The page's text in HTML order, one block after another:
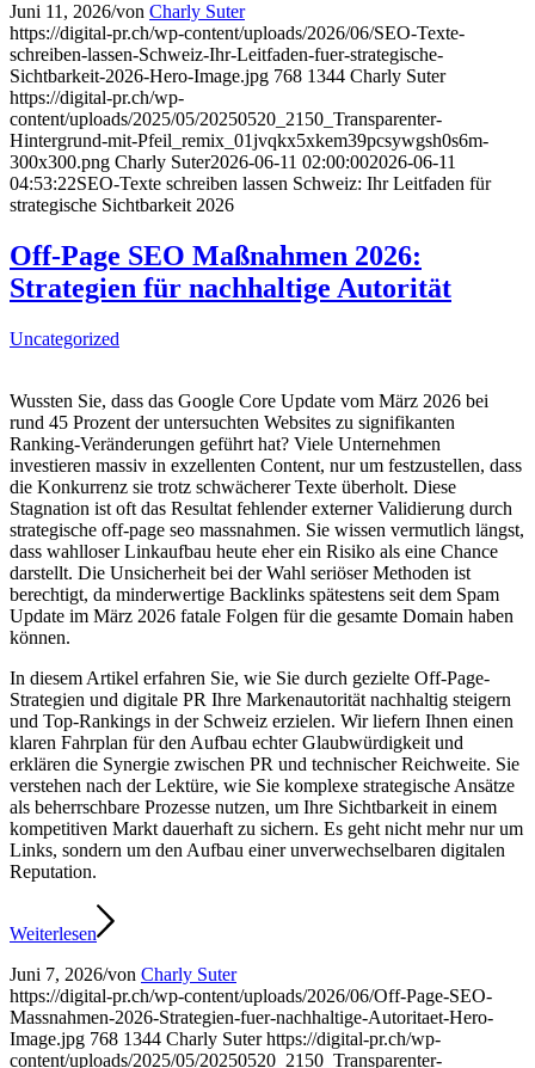
Juni 11, 2026/von Charly Suter
https://digital-pr.ch/wp-content/uploads/2026/06/SEO-Texte-
schreiben-lassen-Schweiz-Ihr-Leitfaden-fuer-strategische-
Sichtbarkeit-2026-Hero-Image.jpg 768 1344 Charly Suter
https://digital-pr.ch/wp-
content/uploads/2025/05/20250520_2150_Transparenter-
Hintergrund-mit-Pfeil_remix_01jvqkx5xkem39pcsywgsh0s6m-
300x300.png Charly Suter2026-06-11 02:00:002026-06-11
04:53:22SEO-Texte schreiben lassen Schweiz: Ihr Leitfaden für
strategische Sichtbarkeit 2026
Off-Page SEO Maßnahmen 2026:
Strategien für nachhaltige Autorität
Uncategorized
Wussten Sie, dass das Google Core Update vom März 2026 bei
rund 45 Prozent der untersuchten Websites zu signifikanten
Ranking-Veränderungen geführt hat? Viele Unternehmen
investieren massiv in exzellenten Content, nur um festzustellen, dass
die Konkurrenz sie trotz schwächerer Texte überholt. Diese
Stagnation ist oft das Resultat fehlender externer Validierung durch
strategische off-page seo massnahmen. Sie wissen vermutlich längst,
dass wahlloser Linkaufbau heute eher ein Risiko als eine Chance
darstellt. Die Unsicherheit bei der Wahl seriöser Methoden ist
berechtigt, da minderwertige Backlinks spätestens seit dem Spam
Update im März 2026 fatale Folgen für die gesamte Domain haben
können.
In diesem Artikel erfahren Sie, wie Sie durch gezielte Off-Page-
Strategien und digitale PR Ihre Markenautorität nachhaltig steigern
und Top-Rankings in der Schweiz erzielen. Wir liefern Ihnen einen
klaren Fahrplan für den Aufbau echter Glaubwürdigkeit und
erklären die Synergie zwischen PR und technischer Reichweite. Sie
verstehen nach der Lektüre, wie Sie komplexe strategische Ansätze
als beherrschbare Prozesse nutzen, um Ihre Sichtbarkeit in einem
kompetitiven Markt dauerhaft zu sichern. Es geht nicht mehr nur um
Links, sondern um den Aufbau einer unverwechselbaren digitalen
Reputation.
Weiterlesen
Juni 7, 2026/von Charly Suter
https://digital-pr.ch/wp-content/uploads/2026/06/Off-Page-SEO-
Massnahmen-2026-Strategien-fuer-nachhaltige-Autoritaet-Hero-
Image.jpg 768 1344 Charly Suter https://digital-pr.ch/wp-
content/uploads/2025/05/20250520_2150_Transparenter-